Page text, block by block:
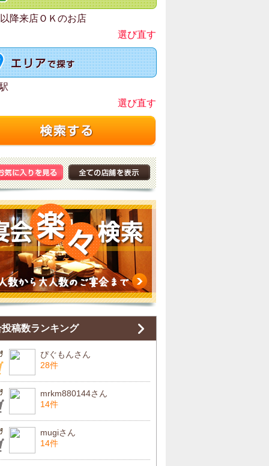
降来店ＯＫのお店
選び直す
選び直す
稿数ランキング
ぴぐもんさん
28件
mrkm880144さん
14件
mugiさん
14件